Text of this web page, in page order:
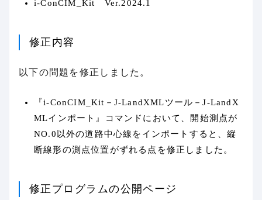
i-ConCIM_Kit Ver.2024.1
修正内容
以下の問題を修正しました。
『i-ConCIM_Kit－J-LandXMLツール－J-LandX
MLインポート』コマンドにおいて、開始測点が
NO.0以外の道路中心線をインポートすると、縦
断線形の測点位置がずれる点を修正しました。
修正プログラムの公開ページ